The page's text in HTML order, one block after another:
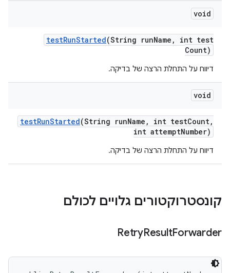
void
testRunStarted(String runName ,
int test
Count)
דיווח על התחלת הרצה של בדיקה.
void
testRunStarted(String runName , int testCount,
int attemptNumber)
דיווח על התחלת הרצה של בדיקה.
קונסטרוקטורים גלויים לכולם
RetryResultForwarder